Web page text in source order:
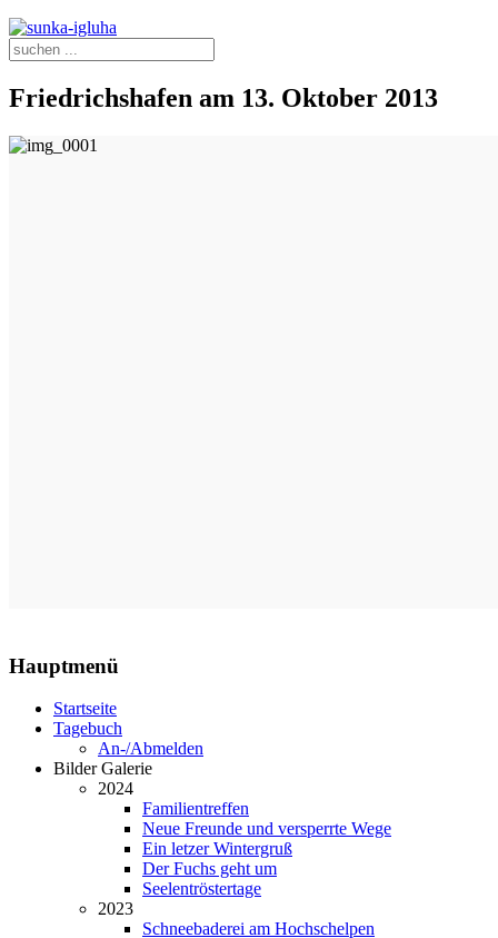
Friedrichshafen am 13. Oktober 2013
Hauptmenü
Startseite
Tagebuch
An-/Abmelden
Bilder Galerie
2024
Familientreffen
Neue Freunde und versperrte Wege
Ein letzer Wintergruß
Der Fuchs geht um
Seelentröstertage
2023
Schneebaderei am Hochschelpen